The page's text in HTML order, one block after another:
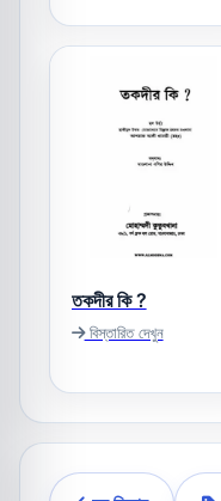
তকদীর কি ?
বিস্তারিত দেখুন